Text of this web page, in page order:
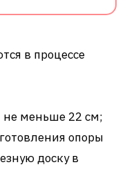
в процессе
не меньше 22 см;
опоры
доску в